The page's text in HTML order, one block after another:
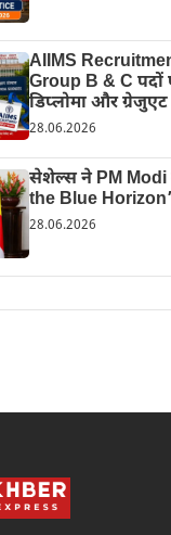
AIIMS
Group B & C पदों
डिप्लोमा और
28.06.2026
सेशेल्स ने PM Modi
the Blue Horizon’
28.06.2026